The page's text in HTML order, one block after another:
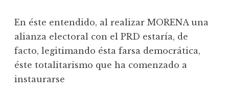
En éste entendido, al realizar MORENA una
alianza electoral con el PRD estaría, de
facto, legitimando ésta farsa democrática,
éste totalitarismo que ha comenzado a
instaurarse